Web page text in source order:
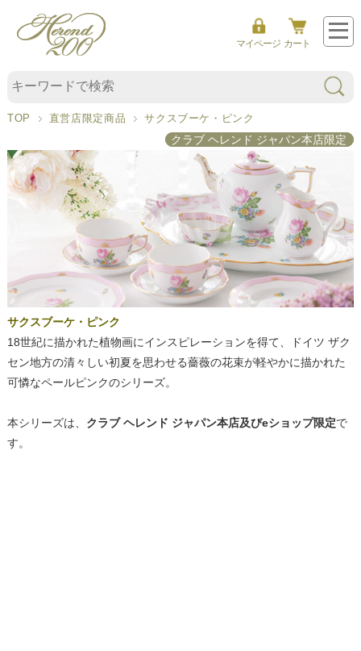
マイページ カート
TOP 直営店限定商品 サクスブーケ・ピンク
クラブ ヘレンド ジャパン本店限定
ク
ブ
ー
ケ
・
サクスブーケ・ピンク
18世紀に描かれた植物画にインスピレーションを得て、ドイツ ザク
セン地方の清々しい初夏を思わせる薔薇の花束が軽やかに描かれた
可憐なペールピンクのシリーズ。
本シリーズは、 クラブ ヘレンド ジャパン本店及びeショップ限定で
す。